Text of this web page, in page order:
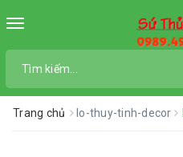
Toggle
Trang chủ lo-thuy-tinh-decor